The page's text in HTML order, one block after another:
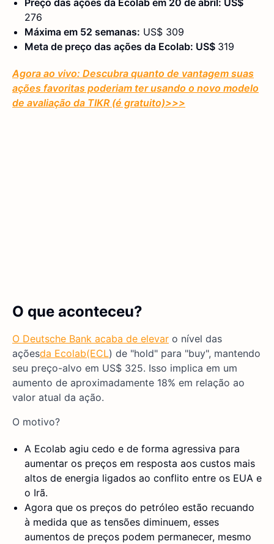
Preço das ações da Ecolab em 20 de abril: US$
276
Máxima em 52 semanas: US$ 309
Meta de preço das ações da Ecolab: US$ 319
Agora ao vivo: Descubra quanto de vantagem suas
ações favoritas poderiam ter usando o novo modelo
de avaliação da TIKR (é gratuito)>>>
O que aconteceu?
O Deutsche Bank acaba de elevar o nível das
açõesda Ecolab(ECL) de "hold" para "buy", mantendo
seu preço-alvo em US$ 325. Isso implica em um
aumento de aproximadamente 18% em relação ao
valor atual da ação.
O motivo?
A Ecolab agiu cedo e de forma agressiva para
aumentar os preços em resposta aos custos mais
altos de energia ligados ao conflito entre os EUA e
o Irã.
Agora que os preços do petróleo estão recuando
à medida que as tensões diminuem, esses
aumentos de preços podem permanecer, mesmo